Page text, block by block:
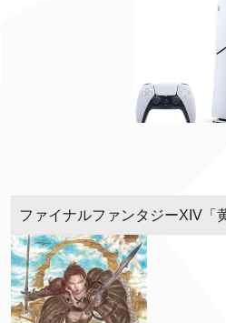
ファイナルファンタジーXIV「